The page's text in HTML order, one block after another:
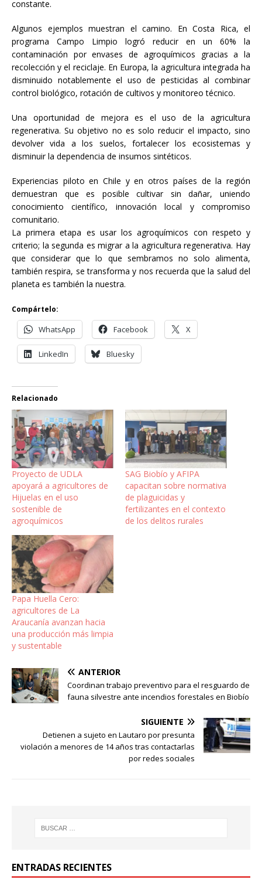
constante.
Algunos ejemplos muestran el camino. En Costa Rica, el
programa Campo Limpio logró reducir en un 60% la
contaminación por envases de agroquímicos gracias a la
recolección y el reciclaje. En Europa, la agricultura integrada ha
disminuido notablemente el uso de pesticidas al combinar
control biológico, rotación de cultivos y monitoreo técnico.
Una oportunidad de mejora es el uso de la agricultura
regenerativa. Su objetivo no es solo reducir el impacto, sino
devolver vida a los suelos, fortalecer los ecosistemas y
disminuir la dependencia de insumos sintéticos.
Experiencias piloto en Chile y en otros países de la región
demuestran que es posible cultivar sin dañar, uniendo
conocimiento científico, innovación local y compromiso
comunitario.
La primera etapa es usar los agroquímicos con respeto y
criterio; la segunda es migrar a la agricultura regenerativa. Hay
que considerar que lo que sembramos no solo alimenta,
también respira, se transforma y nos recuerda que la salud del
planeta es también la nuestra.
Compártelo:
WhatsApp Facebook X
LinkedIn Bluesky
Relacionado
Proyecto de UDLA
apoyará a agricultores de
Hijuelas en el uso
sostenible de
agroquímicos
SAG Biobío y AFIPA
capacitan sobre normativa
de plaguicidas y
fertilizantes en el contexto
de los delitos rurales
Papa Huella Cero:
agricultores de La
Araucanía avanzan hacia
una producción más limpia
y sustentable
ANTERIOR
Coordinan trabajo preventivo para el resguardo de
fauna silvestre ante incendios forestales en Biobío
SIGUIENTE
Detienen a sujeto en Lautaro por presunta
violación a menores de 14 años tras contactarlas
por redes sociales
ENTRADAS RECIENTES